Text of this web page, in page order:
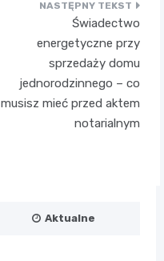
Świadectwo
energetyczne przy
sprzedaży domu
jednorodzinnego – co
musisz mieć przed aktem
notarialnym
Aktualne